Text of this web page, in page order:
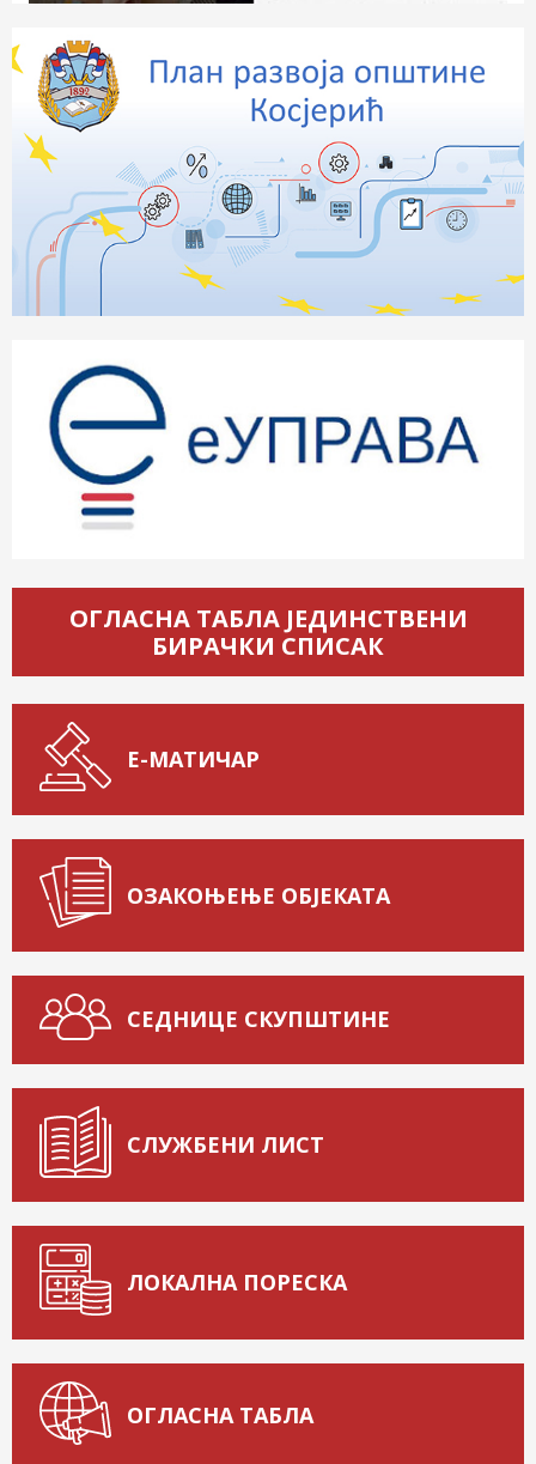
ОГЛАСНА ТАБЛА ЈЕДИНСТВЕНИ
БИРАЧКИ СПИСАК
Е-МАТИЧАР
ОЗАКОЊЕЊЕ ОБЈЕКАТА
СЕДНИЦЕ СКУПШТИНЕ
СЛУЖБЕНИ ЛИСТ
ЛОКАЛНА ПОРЕСКА
ОГЛАСНА ТАБЛА